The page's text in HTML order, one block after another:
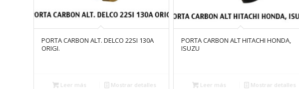
PORTA CARBON ALT. DELCO 22SI 130A
ORIGI.
Leer más Mostrar detalles
PORTA CARBON ALT HITACHI HONDA,
ISUZU
Leer más Mostrar detalles